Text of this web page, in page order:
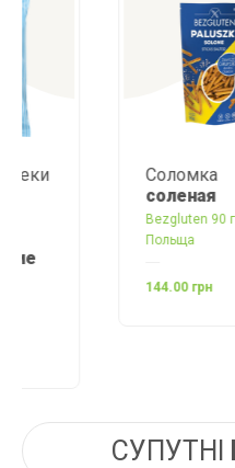
Соломка
СУПУТНІ